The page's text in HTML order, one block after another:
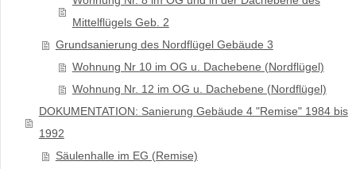
Mittelflügels Geb. 2
Grundsanierung des Nordflügel Gebäude 3
Wohnung Nr 10 im OG u. Dachebene (Nordflügel)
Wohnung Nr. 12 im OG u. Dachebene (Nordflügel)
DOKUMENTATION: Sanierung Gebäude 4 "Remise" 1984 bis
1992
Säulenhalle im EG (Remise)